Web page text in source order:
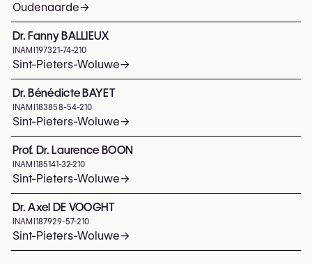
Oudenaarde→
Dr. Fanny BALLIEUX
INAMI 197321-74-210
Sint-Pieters-Woluwe→
Dr. Bénédicte BAYET
INAMI 183858-54-210
Sint-Pieters-Woluwe→
Prof. Dr. Laurence BOON
INAMI 185141-32-210
Sint-Pieters-Woluwe→
Dr. Axel DE VOOGHT
INAMI 187929-57-210
Sint-Pieters-Woluwe→